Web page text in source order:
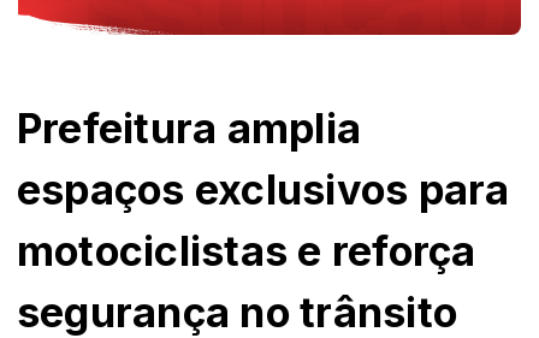
Prefeitura amplia
espaços exclusivos para
motociclistas e reforça
segurança no trânsito